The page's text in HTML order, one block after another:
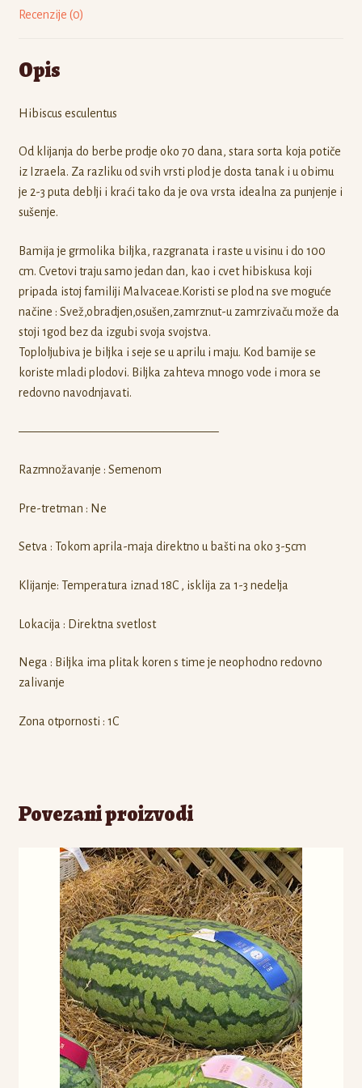
Recenzije (0)
Opis
Hibiscus esculentus
Od klijanja do berbe prodje oko 70 dana, stara sorta koja potiče
iz Izraela. Za razliku od svih vrsti plod je dosta tanak i u obimu
je 2-3 puta deblji i kraći tako da je ova vrsta idealna za punjenje i
sušenje.
Bamija je grmolika biljka, razgranata i raste u visinu i do 100
cm. Cvetovi traju samo jedan dan, kao i cvet hibiskusa koji
pripada istoj familiji Malvaceae.Koristi se plod na sve moguće
načine : Svež,obradjen,osušen,zamrznut-u zamrzivaču može da
stoji 1god bez da izgubi svoja svojstva.
Toploljubiva je biljka i seje se u aprilu i maju. Kod bamije se
koriste mladi plodovi. Biljka zahteva mnogo vode i mora se
redovno navodnjavati.
————————————————–
Razmnožavanje : Semenom
Pre-tretman : Ne
Setva : Tokom aprila-maja direktno u bašti na oko 3-5cm
Klijanje: Temperatura iznad 18C , isklija za 1-3 nedelja
Lokacija : Direktna svetlost
Nega : Biljka ima plitak koren s time je neophodno redovno
zalivanje
Zona otpornosti : 1C
Povezani proizvodi